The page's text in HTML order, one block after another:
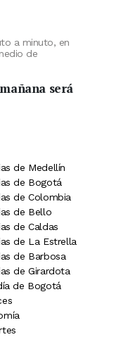
a minuto, en
de
será
de Medellín
de Bogotá
de Colombia
de Bello
de Caldas
de La Estrella
de Barbosa
de Girardota
de Bogotá